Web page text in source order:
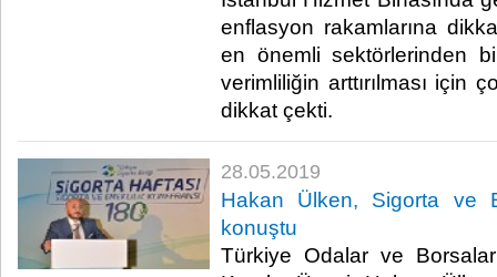
enflasyon rakamlarına
en önemli sektörlerinden
verimliliğin arttırılması için
dikkat çekti.​
28.05.2019
Hakan Ülken, Sigorta ve
konuştu
Türkiye Odalar ve